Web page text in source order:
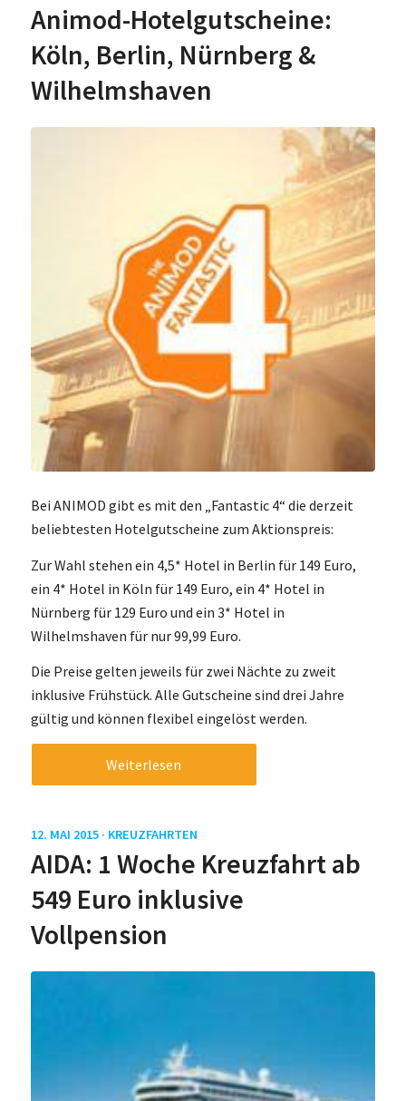
Animod-Hotelgutscheine:
Köln, Berlin, Nürnberg &
Wilhelmshaven
Bei ANIMOD gibt es mit den „Fantastic 4“ die derzeit
beliebtesten Hotelgutscheine zum Aktionspreis:
Zur Wahl stehen ein 4,5* Hotel in Berlin für 149 Euro,
ein 4* Hotel in Köln für 149 Euro, ein 4* Hotel in
Nürnberg für 129 Euro und ein 3* Hotel in
Wilhelmshaven für nur 99,99 Euro.
Die Preise gelten jeweils für zwei Nächte zu zweit
inklusive Frühstück. Alle Gutscheine sind drei Jahre
gültig und können flexibel eingelöst werden.
Weiterlesen
12. MAI 2015 · KREUZFAHRTEN
AIDA: 1 Woche Kreuzfahrt ab
549 Euro inklusive
Vollpension